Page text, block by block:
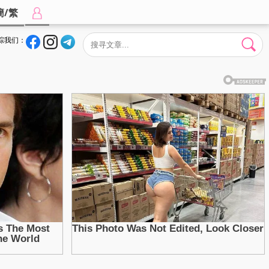
/繁
我们：